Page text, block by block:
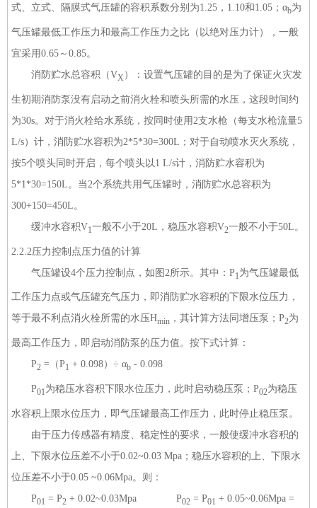
式、立式、隔膜式气压罐的容积系数分别为1.25，1.10和1.05；αb为
气压罐最低工作压力和最高工作压力之比（以绝对压力计），一般
宜采用0.65～0.85。
消防贮水总容积（VX）：设置气压罐的目的是为了保证火灾发
生初期消防泵没有启动之前消火栓和喷头所需的水压，这段时间约
为30s。对于消火栓给水系统，按同时使用2支水枪（每支水枪流量5
L/s）计，消防贮水容积为2*5*30=300L；对于自动喷水灭火系统，
按5个喷头同时开启，每个喷头以1 L/s计，消防贮水容积为
5*1*30=150L。当2个系统共用气压罐时，消防贮水总容积为
300+150=450L。
缓冲水容积V1一般不小于20L，稳压水容积V2一般不小于50L。
2.2.2压力控制点压力值的计算
气压罐设4个压力控制点，如图2所示。其中：P1 为气压罐最低
工作压力点或气压罐充气压力，即消防贮水容积的下限水位压力，
等于最不利点消火栓所需的水压Hmin ，其计算方法同增压泵；P2为
最高工作压力，即启动消防泵的压力值。按下式计算：
P2 =（P1 + 0.098）÷ αb - 0.098
P01为稳压水容积下限水位压力，此时启动稳压泵；P02为稳压
水容积上限水位压力，即气压罐最高工作压力，此时停止稳压泵。
由于压力传感器有精度、稳定性的要求，一般使缓冲水容积的
上、下限水位压差不小于0.02~0.03 Mpa；稳压水容积的上、下限水
位压差不小于0.05 ~0.06Mpa。则：
P01 = P2 + 0.02~0.03Mpa P02 = P01 + 0.05~0.06Mpa =